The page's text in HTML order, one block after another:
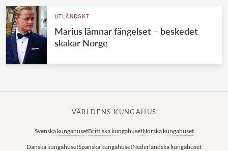
UTLÄNDSKT
Marius lämnar fängelset – beskedet
skakar Norge
VÄRLDENS KUNGAHUS
Svenska kungahusetBrittiska kungahusetNorska kungahuset
Danska kungahusetSpanska kungahusetNederländska kungahuset